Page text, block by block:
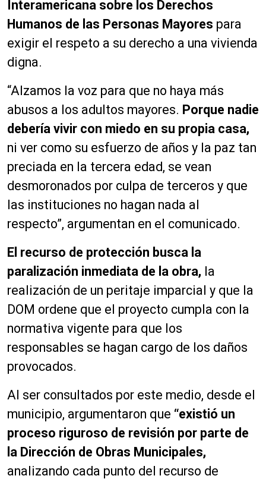
u
c
o
r
e
a
u
d
i
o
Interamericana sobre los Derechos
Humanos de las Personas Mayores para
exigir el respeto a su derecho a una vivienda
digna.
“Alzamos la voz para que no haya más
abusos a los adultos mayores. Porque nadie
debería vivir con miedo en su propia casa,
ni ver como su esfuerzo de años y la paz tan
preciada en la tercera edad, se vean
desmoronados por culpa de terceros y que
las instituciones no hagan nada al
respecto”, argumentan en el comunicado.
El recurso de protección busca la
paralización inmediata de la obra, la
realización de un peritaje imparcial y que la
DOM ordene que el proyecto cumpla con la
normativa vigente para que los
responsables se hagan cargo de los daños
provocados.
Al ser consultados por este medio, desde el
municipio, argumentaron que “existió un
proceso riguroso de revisión por parte de
la Dirección de Obras Municipales,
analizando cada punto del recurso de